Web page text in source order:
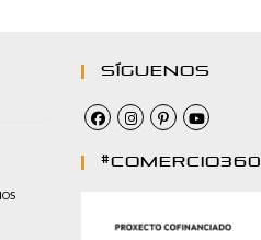
Síguenos
#comercio360